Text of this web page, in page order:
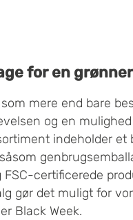
for en
mere end bare
og en
indeholder et
certificerede
gør det muligt for
Black Week.